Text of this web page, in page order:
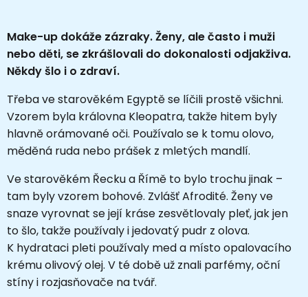
Make-up dokáže zázraky. Ženy, ale často i muži
nebo děti, se zkrášlovali do dokonalosti odjakživa.
Někdy šlo i o zdraví.
Třeba ve starověkém Egyptě se líčili prostě všichni.
Vzorem byla královna Kleopatra, takže hitem byly
hlavně orámované oči. Používalo se k tomu olovo,
měděná ruda nebo prášek z mletých mandlí.
Ve starověkém Řecku a Římě to bylo trochu jinak –
tam byly vzorem bohové. Zvlášť Afrodité. Ženy ve
snaze vyrovnat se její kráse zesvětlovaly pleť, jak jen
to šlo, takže používaly i jedovatý pudr z olova.
K hydrataci pleti používaly med a místo opalovacího
krému olivový olej. V té době už znali parfémy, oční
stíny i rozjasňovače na tvář.